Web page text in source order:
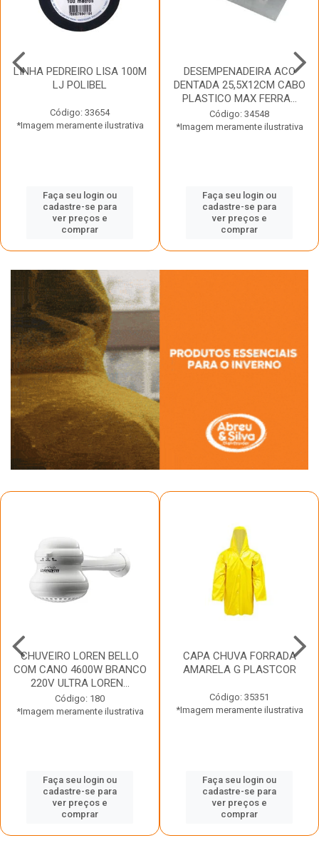
LINHA PEDREIRO LISA 100M
LJ POLIBEL
Código: 33654
*Imagem meramente ilustrativa
Faça seu login ou
cadastre-se para
ver preços e
comprar
DESEMPENADEIRA ACO
DENTADA 25,5X12CM CABO
PLASTICO MAX FERRA...
Código: 34548
*Imagem meramente ilustrativa
Faça seu login ou
cadastre-se para
ver preços e
comprar
CHUVEIRO LOREN BELLO
COM CANO 4600W BRANCO
220V ULTRA LOREN...
Código: 180
*Imagem meramente ilustrativa
Faça seu login ou
cadastre-se para
ver preços e
comprar
CAPA CHUVA FORRADA
AMARELA G PLASTCOR
Código: 35351
*Imagem meramente ilustrativa
Faça seu login ou
cadastre-se para
ver preços e
comprar